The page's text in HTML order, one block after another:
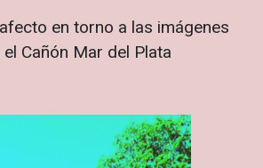
en torno a las imágenes
el Cañón Mar del Plata